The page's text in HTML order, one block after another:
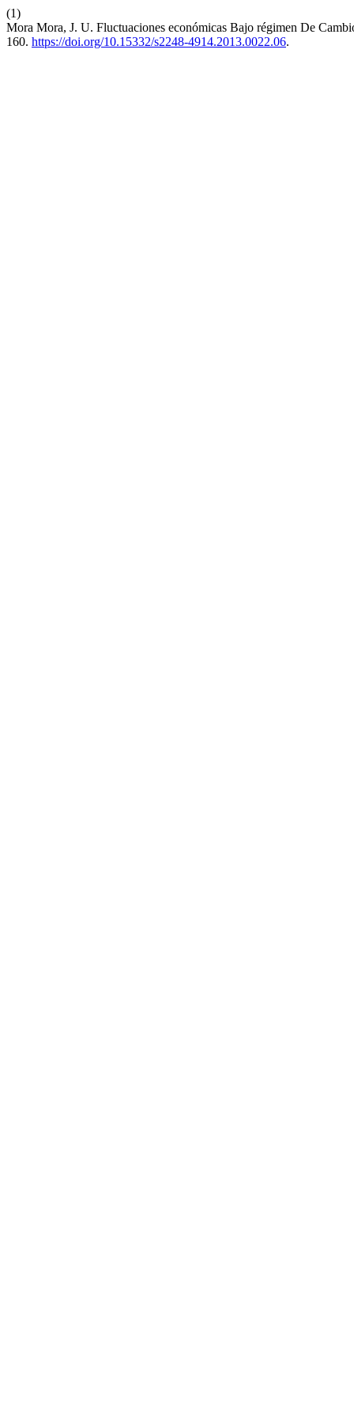
(1)
Mora Mora, J. U. Fluctuaciones económicas Bajo régimen De
160. https://doi.org/10.15332/s2248-4914.2013.0022.06.